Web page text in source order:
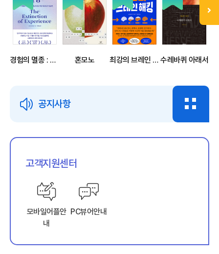
경험의 멸종 : 기술이 경험을 대체하는 시대, 인간은 계속 인간일 수 있을까 혼모노 최강의 브레인 해킹 수레바퀴 아래서
장미와 나이프
공지사항
고객지원센터
모바일어플안
내
PC뷰어안내